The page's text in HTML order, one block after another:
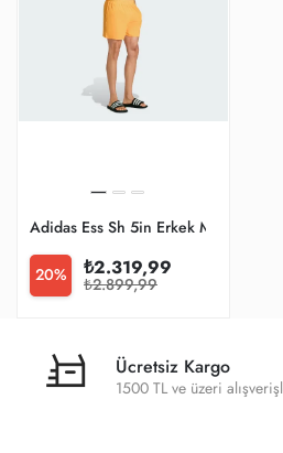
Adidas Ess Sh 5in Erkek Mayo
20% ₺2.319,99
₺2.899,99
Ücretsiz Kargo
1500 TL ve üzeri